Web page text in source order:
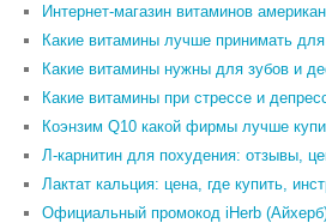
Интернет-магазин витаминов
Какие витамины лучше принимать
Какие витамины нужны для зубов и
Какие витамины при стрессе и
Коэнзим Q10 какой фирмы лучше
Л-карнитин для похудения: отзывы,
Лактат кальция: цена, где купить,
Официальный промокод iHerb